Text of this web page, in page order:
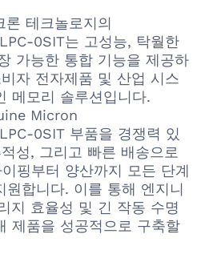
론 테크놀로지의
0SIT는 고성능, 탁월한
가능한 통합 기능을 제공하
자 전자제품 및 산업 시스
메모리 솔루션입니다.
Micron
0SIT 부품을 경쟁력 있
성, 그리고 빠른 배송으로
핑부터 양산까지 모든 단계
원합니다. 이를 통해 엔지니
지 효율성 및 긴 작동 수명
제품을 성공적으로 구축할